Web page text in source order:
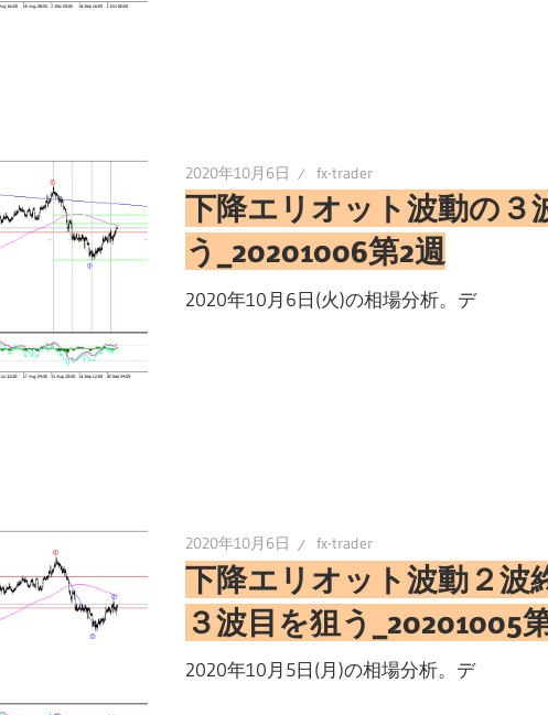
2020年10月6日 fx-trader
下降エリオット波動の３
う_20201006第2週
2020年10月6日(火)の相場分析。デ
2020年10月6日 fx-trader
下降エリオット波動２波
３波目を狙う_20201005
2020年10月5日(月)の相場分析。デ